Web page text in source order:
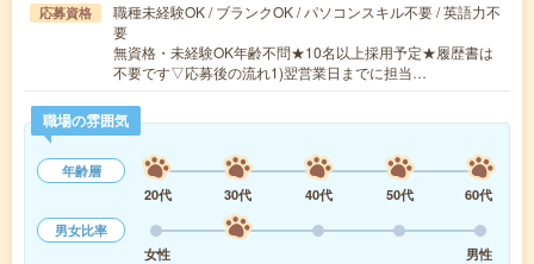
応募資格
職種未経験OK / ブランクOK / パソコンスキル不要 / 英語力不
要
無資格・未経験OK年齢不問★10名以上採用予定★履歴書は
不要です▽応募後の流れ1)翌営業日までに担当…
職場の雰囲気
年齢層
20代
30代 40代 50代
60代
男女比率
女性
男性